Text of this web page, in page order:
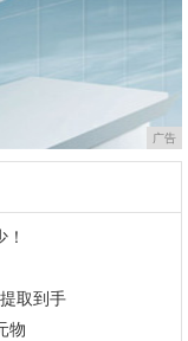
广告
取到手
物